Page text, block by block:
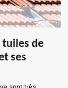
tuiles de
ses